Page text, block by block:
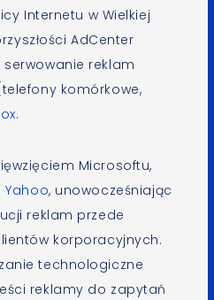
Internetu w Wielkiej
AdCenter
reklam
komórkowe,
.
Microsoftu,
Yahoo, unowocześniając
reklam przede
korporacyjnych.
technologiczne
reklamy do zapytań